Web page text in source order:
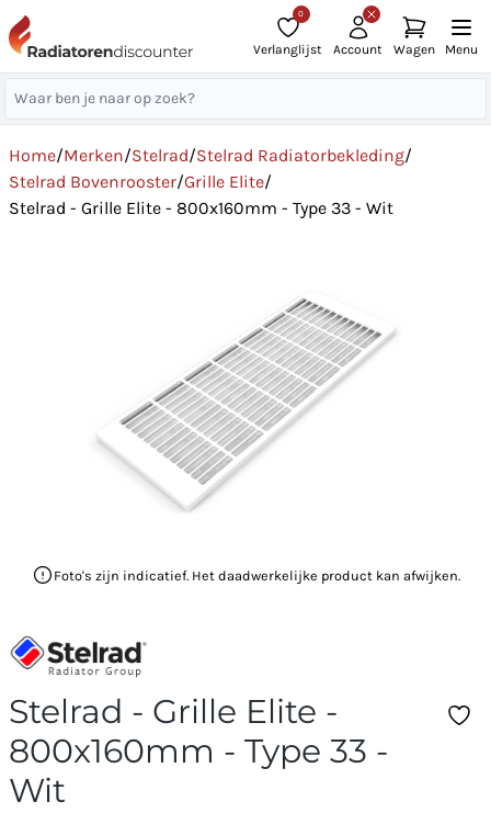
0
Verlanglijst Account Wagen Menu
Home/Merken/Stelrad/Stelrad Radiatorbekleding/
Stelrad Bovenrooster/Grille Elite/
Stelrad - Grille Elite - 800x160mm - Type 33 - Wit
Foto's zijn indicatief. Het daadwerkelijke product kan afwijken.
Stelrad - Grille Elite -
800x160mm - Type 33 -
Wit